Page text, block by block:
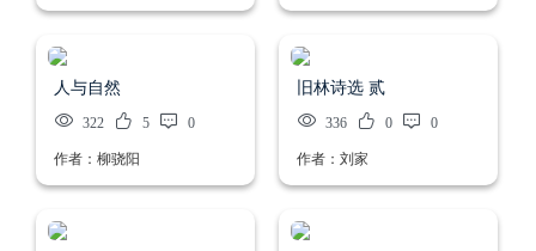
人与自然
322 5 0
作者：柳骁阳
旧林诗选 贰
336 0 0
作者：刘家